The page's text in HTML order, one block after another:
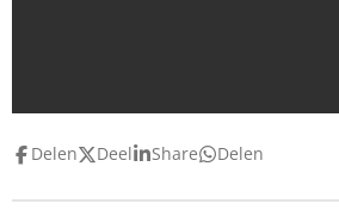
Delen Deel Share Delen